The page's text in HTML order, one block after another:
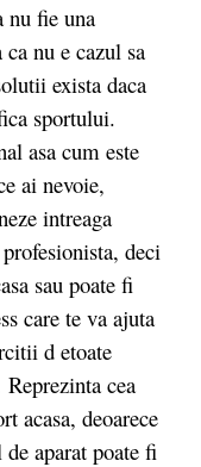
nu fie una
nu e cazul sa
exista daca
sportului.
asa cum este
ai nevoie,
intreaga
deci
sau poate fi
care te va ajuta
d etoate
cea
acasa, deoarece
aparat poate fi